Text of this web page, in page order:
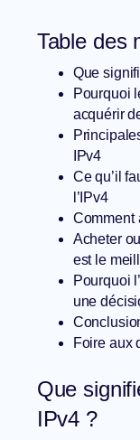
Table des
Que
Pourquoi
acquérir
IPv4
Ce qu’il
l’IPv4
Comment
Acheter
est le
Pourquoi
une
Foire aux
Que
IPv4 ?